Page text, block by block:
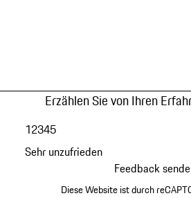
Erzählen Sie von Ihren
Sehr unzufrieden
12345
Feedback
Diese Website ist durch